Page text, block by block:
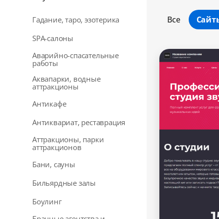
Гадание, таро, эзотерика
SPA-салоны
Аварийно-спасательные
работы
Аквапарки, водные
аттракционы
Антикафе
Антиквариат, реставрация
Аттракционы, парки
аттракционов
Бани, сауны
Бильярдные залы
Боулинг
Все